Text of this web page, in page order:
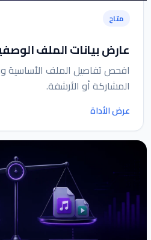
متاح
عارض بيانات الملف
افحص تفاصيل الملف الأساسية
المشاركة أو الأرشفة.
عرض الأداة